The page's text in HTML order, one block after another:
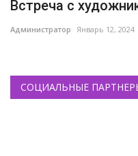
Встреча с
Администратор Январь 12, 2024
СОЦИАЛЬНЫЕ